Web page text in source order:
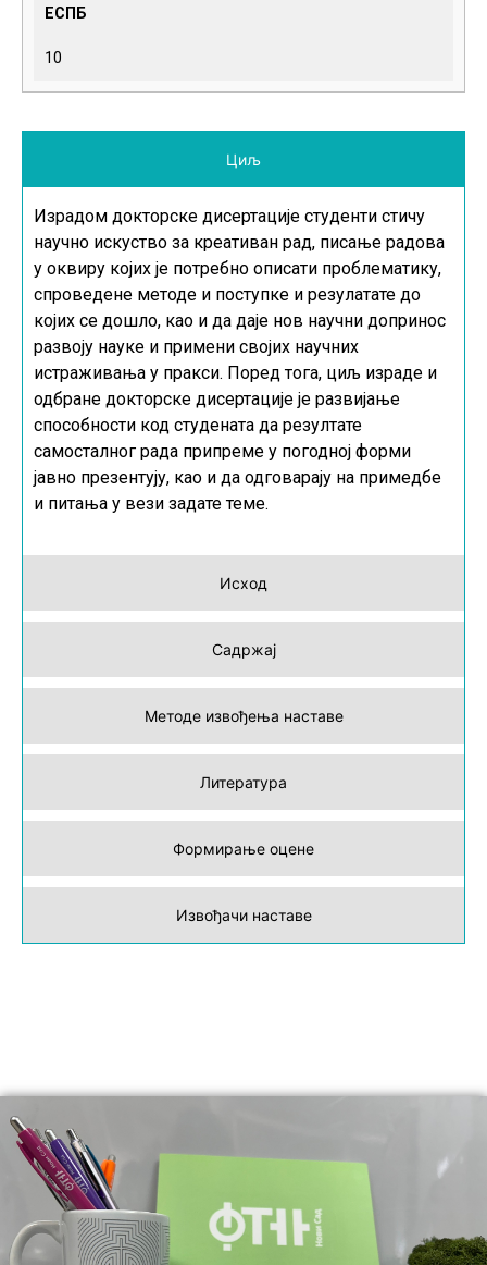
ЕСПБ
10
Циљ
Исход
Садржај
Методе извођења наставе
Литература
Формирање оцене
Извођачи наставе
Израдом докторске дисертације студенти стичу
научно искуство за креативан рад, писање радова
у оквиру којих је потребно описати проблематику,
спроведене методе и поступке и резулатате до
којих се дошло, као и да даје нов научни допринос
развоју науке и примени својих научних
истраживања у пракси. Поред тога, циљ израде и
одбране докторске дисертације је развијање
способности код студената да резултате
самосталног рада припреме у погодној форми
јавно презентују, као и да одговарају на примедбе
и питања у вези задате теме.